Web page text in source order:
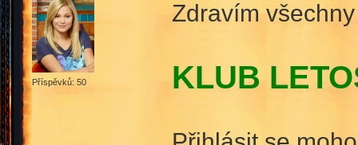
Příspěvků: 50
Zdravím
KLUB